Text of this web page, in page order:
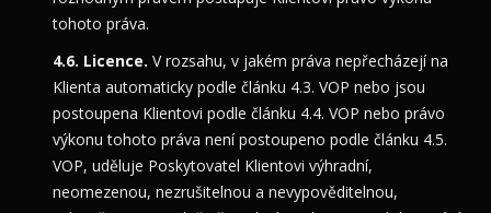
tohoto práva.
Licence. V rozsahu, v jakém práva nepřecházejí na
Klienta automaticky podle článku 4.3. VOP nebo jsou
postoupena Klientovi podle článku 4.4. VOP nebo právo
výkonu tohoto práva není postoupeno podle článku 4.5.
VOP, uděluje Poskytovatel Klientovi výhradní,
neomezenou, nezrušitelnou a nevypověditelnou,